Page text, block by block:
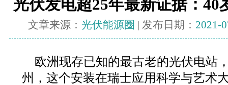
光伏发电超25年最新证据：40
文章来源： 光伏能源圈 | 发布日期： 2021-
欧洲现存已知的最古老的光伏电站
州，这个安装在瑞士应用科学与艺术